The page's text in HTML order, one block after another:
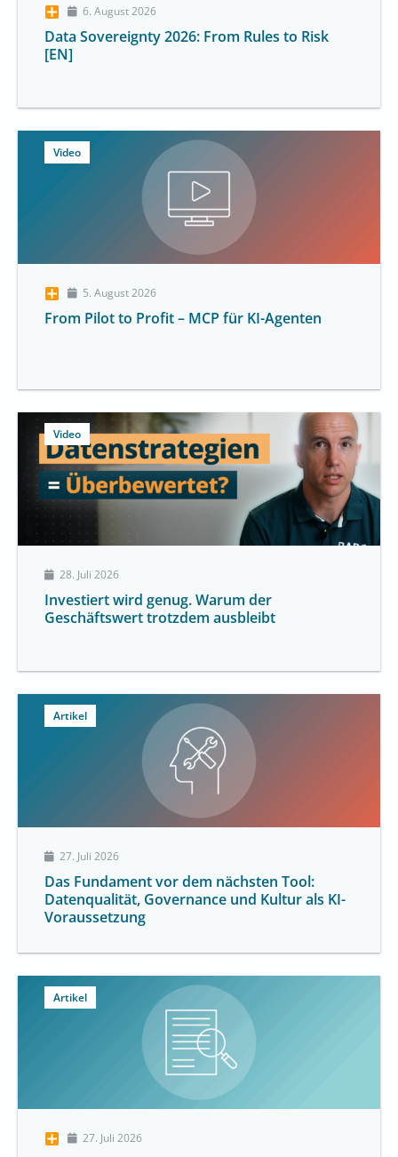
6. August 2026
Data Sovereignty 2026: From Rules to Risk
[EN]
Video
5. August 2026
From Pilot to Profit – MCP für KI-Agenten
Video
28. Juli 2026
Investiert wird genug. Warum der
Geschäftswert trotzdem ausbleibt
Artikel
27. Juli 2026
Das Fundament vor dem nächsten Tool:
Datenqualität, Governance und Kultur als KI-
Voraussetzung
Artikel
27. Juli 2026